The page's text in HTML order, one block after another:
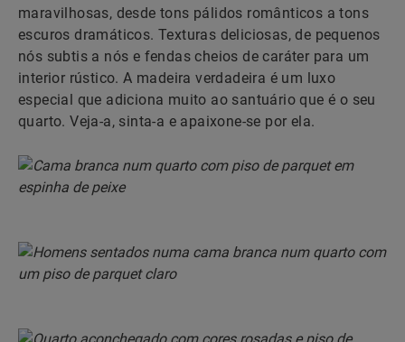
maravilhosas, desde tons pálidos românticos a tons
escuros dramáticos. Texturas deliciosas, de pequenos
nós subtis a nós e fendas cheios de caráter para um
interior rústico. A madeira verdadeira é um luxo
especial que adiciona muito ao santuário que é o seu
quarto. Veja-a, sinta-a e apaixone-se por ela.